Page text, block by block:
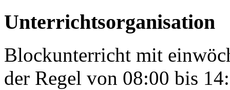
Unterrichtsorganisation
Blockunterricht mit
der Regel von 08:00 bis